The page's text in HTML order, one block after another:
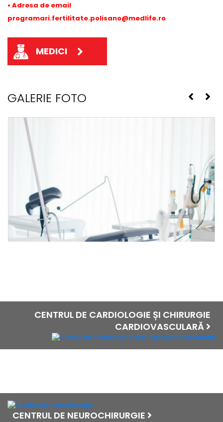
• Adresa de email
programari.fertilitate.polisano@medlife.ro
MEDICI
GALERIE FOTO
CENTRUL DE CARDIOLOGIE ȘI CHIRURGIE
CARDIOVASCULARĂ
CENTRUL DE NEUROCHIRURGIE